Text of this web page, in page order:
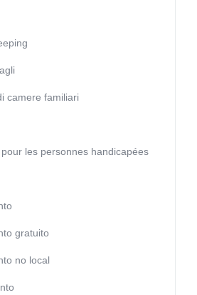
camere familiari
les personnes handicapées
gratuito
no local